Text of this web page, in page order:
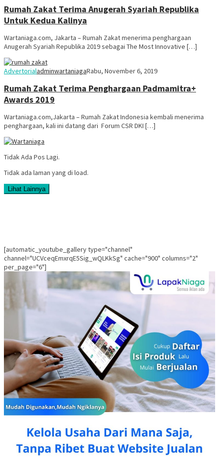
Rumah Zakat Terima Anugerah Syariah Republika
Untuk Kedua Kalinya
Wartaniaga.com, Jakarta – Rumah Zakat menerima penghargaan
Anugerah Syariah Republika 2019 sebagai The Most Innovative […]
AdvertorialadminwartaniagaRabu, November 6, 2019
Rumah Zakat Terima Penghargaan Padmamitra+
Awards 2019
Wartaniaga.com,Jakarta – Rumah Zakat Indonesia kembali menerima
penghargaan, kali ini datang dari Forum CSR DKI […]
Tidak Ada Pos Lagi.
Tidak ada laman yang di load.
Lihat Lainnya
[automatic_youtube_gallery type="channel"
channel="UCVceqEmxrqE5Sig_wQLKkSg" cache="900" columns="2"
per_page="6"]